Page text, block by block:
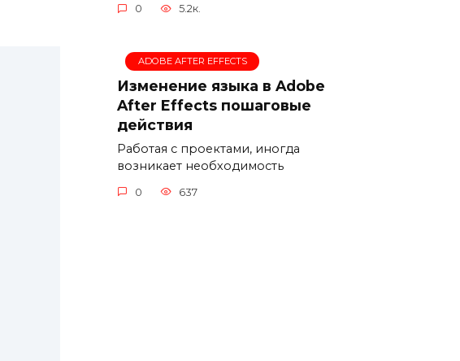
0 5.2к.
ADOBE AFTER EFFECTS
Изменение языка в Adobe
After Effects пошаговые
действия
Работая с проектами, иногда
возникает необходимость
0 637